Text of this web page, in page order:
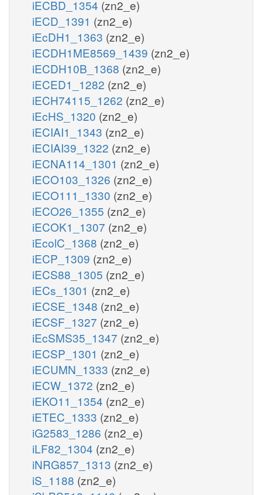
iECBD_1354 (zn2_e)
iECD_1391 (zn2_e)
iEcDH1_1363 (zn2_e)
iECDH1ME8569_1439 (zn2_e)
iECDH10B_1368 (zn2_e)
iECED1_1282 (zn2_e)
iECH74115_1262 (zn2_e)
iEcHS_1320 (zn2_e)
iECIAI1_1343 (zn2_e)
iECIAI39_1322 (zn2_e)
iECNA114_1301 (zn2_e)
iECO103_1326 (zn2_e)
iECO111_1330 (zn2_e)
iECO26_1355 (zn2_e)
iECOK1_1307 (zn2_e)
iEcolC_1368 (zn2_e)
iECP_1309 (zn2_e)
iECS88_1305 (zn2_e)
iECs_1301 (zn2_e)
iECSE_1348 (zn2_e)
iECSF_1327 (zn2_e)
iEcSMS35_1347 (zn2_e)
iECSP_1301 (zn2_e)
iECUMN_1333 (zn2_e)
iECW_1372 (zn2_e)
iEKO11_1354 (zn2_e)
iETEC_1333 (zn2_e)
iG2583_1286 (zn2_e)
iLF82_1304 (zn2_e)
iNRG857_1313 (zn2_e)
iS_1188 (zn2_e)